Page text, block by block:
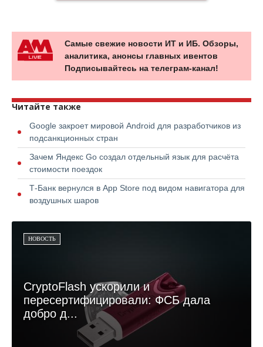
Самые свежие новости ИТ и ИБ. Обзоры,
аналитика, анонсы главных ивентов
Подписывайтесь на телеграм-канал!
Читайте также
Google закроет мировой Android для разработчиков из
подсанкционных стран
Зачем Яндекс Go создал отдельный язык для расчёта
стоимости поездок
Т-Банк вернулся в App Store под видом навигатора для
воздушных шаров
НОВОСТЬ
CryptoFlash ускорили и
пересертифицировали: ФСБ дала
добро д...